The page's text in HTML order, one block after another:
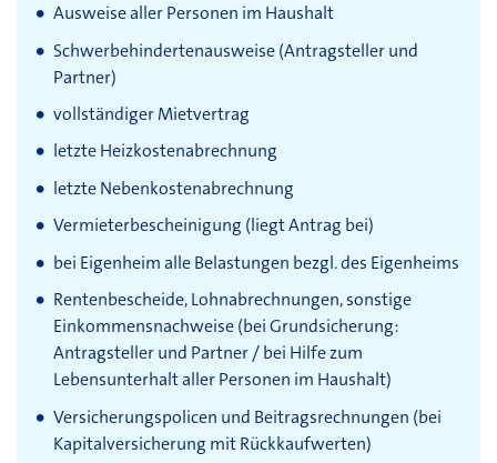
Ausweise aller Personen im Haushalt
Schwerbehindertenausweise (Antragsteller und
Partner)
vollständiger Mietvertrag
letzte Heizkostenabrechnung
letzte Nebenkostenabrechnung
Vermieterbescheinigung (liegt Antrag bei)
bei Eigenheim alle Belastungen bezgl. des Eigenheims
Rentenbescheide, Lohnabrechnungen, sonstige
Einkommensnachweise (bei Grundsicherung:
Antragsteller und Partner / bei Hilfe zum
Lebensunterhalt aller Personen im Haushalt)
Versicherungspolicen und Beitragsrechnungen (bei
Kapitalversicherung mit Rückkaufwerten)